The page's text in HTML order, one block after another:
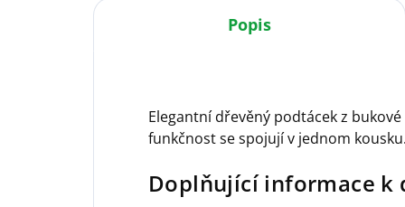
Popis
Elegantní dřevěný podtácek z
funkčnost se spojují v jednom kousku.
Doplňující informace k